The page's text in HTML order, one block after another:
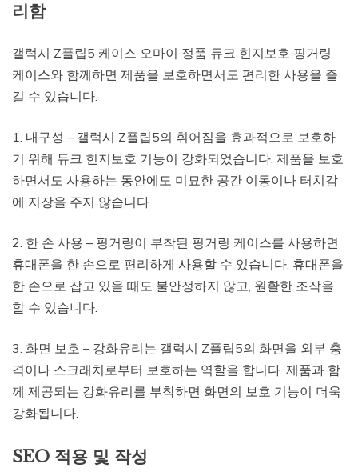
리함
갤럭시 Z플립5 케이스 오마이 정품 듀크 힌지보호 핑거링
케이스와 함께하면 제품을 보호하면서도 편리한 사용을 즐
길 수 있습니다.
1. 내구성 – 갤럭시 Z플립5의 휘어짐을 효과적으로 보호하
기 위해 듀크 힌지보호 기능이 강화되었습니다. 제품을 보호
하면서도 사용하는 동안에도 미묘한 공간 이동이나 터치감
에 지장을 주지 않습니다.
2. 한 손 사용 – 핑거링이 부착된 핑거링 케이스를 사용하면
휴대폰을 한 손으로 편리하게 사용할 수 있습니다. 휴대폰을
한 손으로 잡고 있을 때도 불안정하지 않고, 원활한 조작을
할 수 있습니다.
3. 화면 보호 – 강화유리는 갤럭시 Z플립5의 화면을 외부 충
격이나 스크래치로부터 보호하는 역할을 합니다. 제품과 함
께 제공되는 강화유리를 부착하면 화면의 보호 기능이 더욱
강화됩니다.
SEO 적용 및 작성